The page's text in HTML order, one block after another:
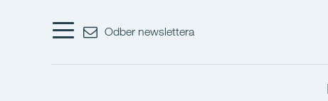
Odber newslettera